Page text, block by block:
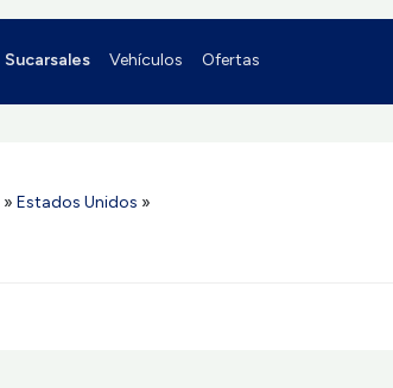
Sucarsales Vehículos Ofertas
» Estados Unidos »